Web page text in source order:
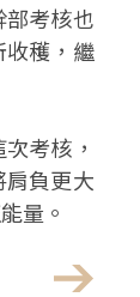
考核也
收穫，繼
考核，
負更大
量。